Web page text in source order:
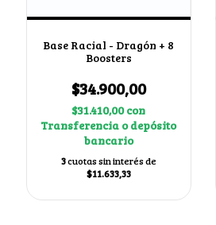
Base Racial - Dragón + 8
Boosters
$34.900,00
$31.410,00con
Transferencia o depósito
bancario
3cuotas sin interés de
$11.633,33